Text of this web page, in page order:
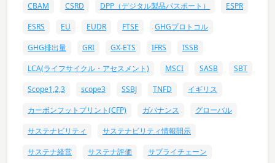
CBAM CSRD DPP（デジタル製品パスポート）
ESPR
ESRS
EU EUDR FTSE
GHGプロトコル
GHG排出量
GRI GX-ETS IFRS
ISSB
LCA(ライフサイクル・アセスメント)
MSCI SASB
SBT
Scope1,2,3
scope3 SSBJ TNFD
イギリス
カーボンフットプリント(CFP)
ガバナンス
グローバル
サステナビリティ
サステナビリティ情報開示
サステナ経営
サステナ評価
サプライチェーン